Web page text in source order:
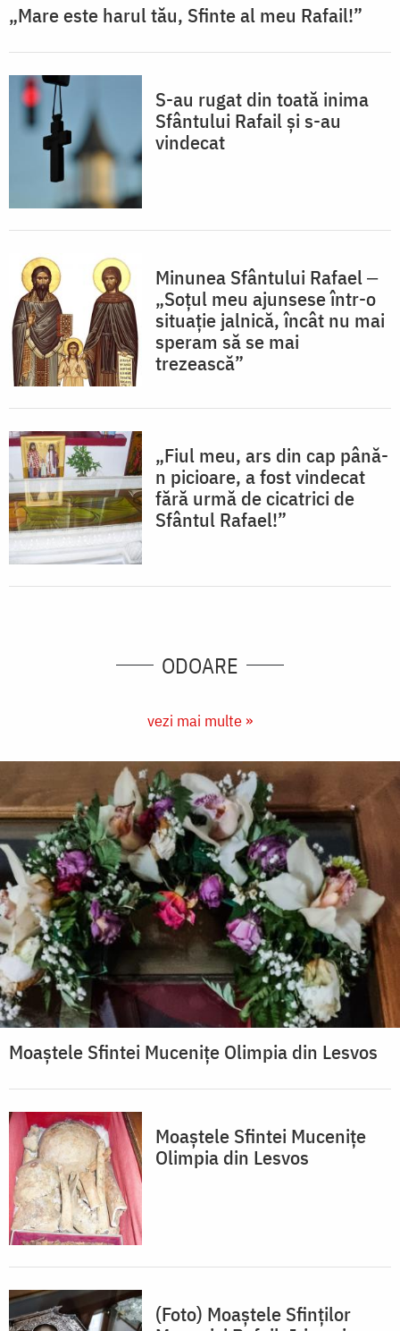
„Mare este harul tău, Sfinte al meu Rafail!”
S-au rugat din toată inima
Sfântului Rafail și s-au
vindecat
Minunea Sfântului Rafael ‒
„Soțul meu ajunsese într-o
situație jalnică, încât nu mai
speram să se mai
trezească”
„Fiul meu, ars din cap până-
n picioare, a fost vindecat
fără urmă de cicatrici de
Sfântul Rafael!”
ODOARE
vezi mai multe »
Moaștele Sfintei Mucenițe Olimpia din Lesvos
Moaștele Sfintei Mucenițe
Olimpia din Lesvos
(Foto) Moaștele Sfinților